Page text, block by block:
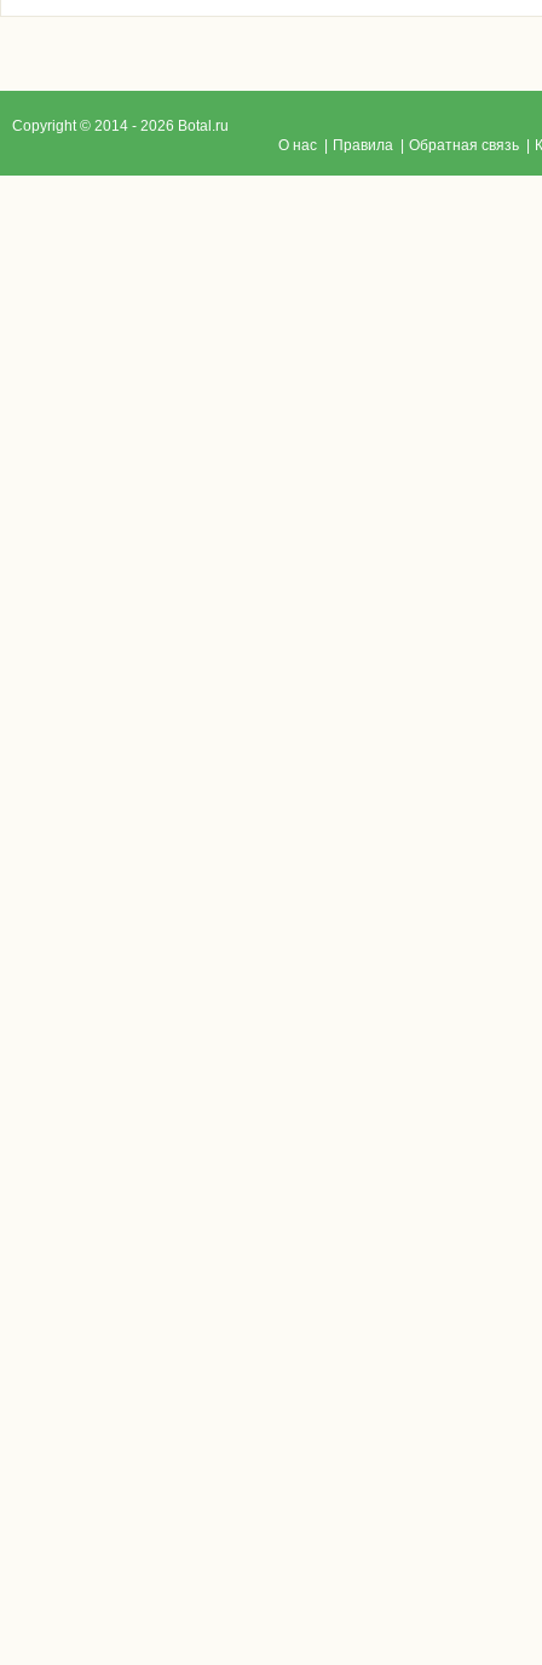
Copyright © 2014 - 2026 Botal.ru
O нас
Правила Обратная связь